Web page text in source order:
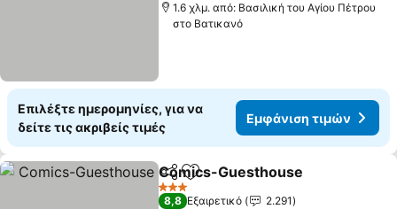
1.6 χλμ. από: Βασιλική του Αγίου Πέτρου
στο Βατικανό
Επιλέξτε ημερομηνίες, για να
δείτε τις ακριβείς τιμές
Εμφάνιση τιμών
Κοινοποίηση
Προσθήκη στα αγαπημένα
Comics-Guesthouse
3 Αστέρια
8,8 Εξαιρετικό
2.291